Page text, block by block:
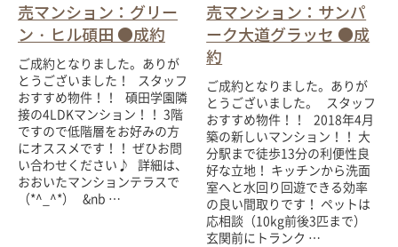
売マンション：グリー
ン・ヒル碩田 ●成約
ご成約となりました。ありが
とうございました！ スタッフ
おすすめ物件！！ 碩田学園隣
接の4LDKマンション！！ 3階
ですので低階層をお好みの方
にオススメです！！ ぜひお問
い合わせください♪ 詳細は、
おおいたマンションテラスで
（*^_^*） &nb …
売マンション：サンパ
ーク大道グラッセ ●成
約
ご成約となりました。ありが
とうございました。 スタッフ
おすすめ物件！！ 2018年4月
築の新しいマンション！！ 大
分駅まで徒歩13分の利便性良
好な立地！ キッチンから洗面
室へと水回り回遊できる効率
の良い間取りです！ ペットは
応相談（10kg前後3匹まで）
玄関前にトランク …